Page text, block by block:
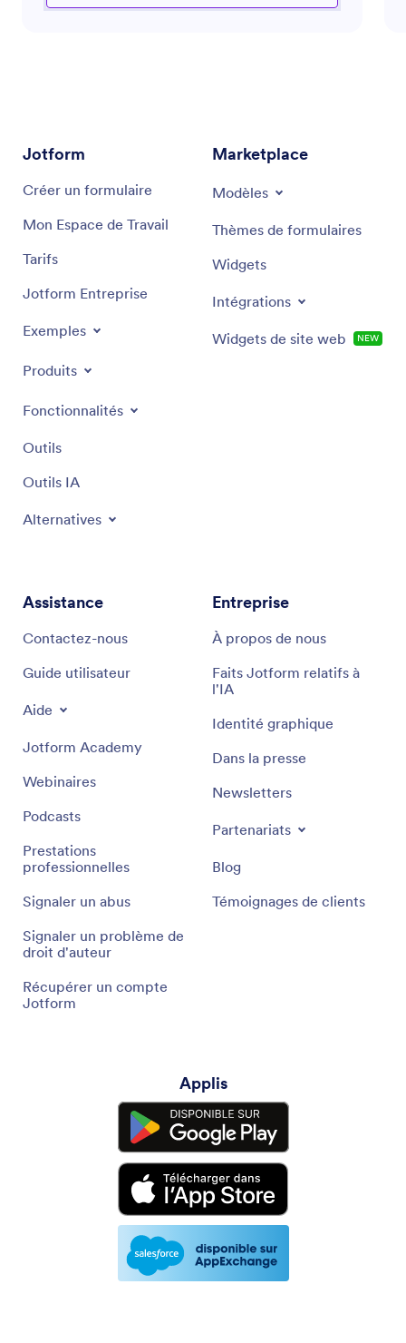
Jotform
Créer un formulaire
Mon Espace de Travail
Tarifs
Jotform Entreprise
Exemples
Produits
Fonctionnalités
Outils
Outils IA
Alternatives
Marketplace
Modèles
Thèmes de formulaires
Widgets
Intégrations
Widgets de site web NEW
Assistance
Contactez-nous
Guide utilisateur
Aide
Jotform Academy
Webinaires
Podcasts
Prestations
professionnelles
Signaler un abus
Signaler un problème de
droit d'auteur
Récupérer un compte
Jotform
Entreprise
À propos de nous
Faits Jotform relatifs à
l'IA
Identité graphique
Dans la presse
Newsletters
Partenariats
Blog
Témoignages de clients
Applis